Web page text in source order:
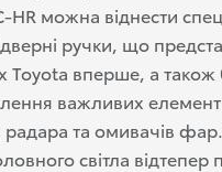
HR можна віднести
ручки, що
Toyota вперше, а
важливих
та омивачів фар.
світла відтепер